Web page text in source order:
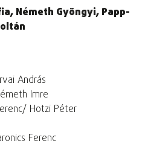
Németh Gyöngyi, Papp-
András
Imre
Hotzi Péter
Ferenc